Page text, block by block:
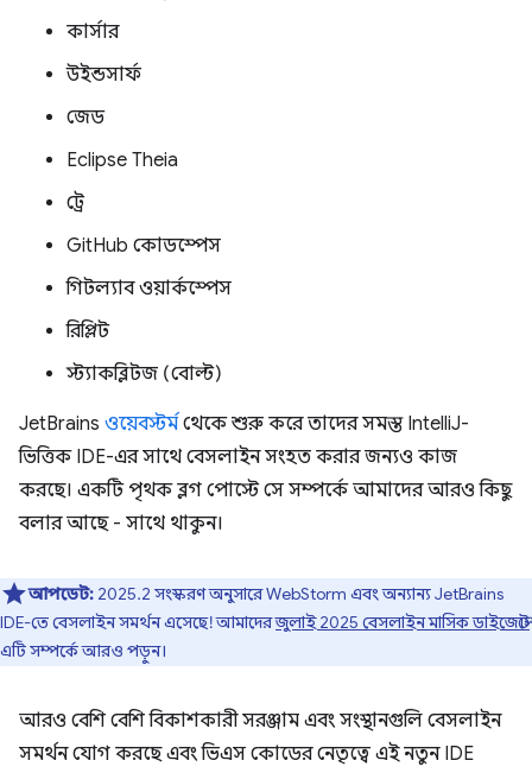
কার্সার
উইন্ডসার্ফ
জেড
Eclipse Theia
ট্রে
GitHub কোডস্পেস
গিটল্যাব ওয়ার্কস্পেস
রিপ্লিট
স্ট্যাকব্লিটজ (বোল্ট)
JetBrains ওয়েবস্টর্ম থেকে শুরু করে তাদের সমস্ত IntelliJ-
ভিত্তিক IDE-এর সাথে বেসলাইন সংহত করার জন্যও কাজ
করছে। একটি পৃথক ব্লগ পোস্টে সে সম্পর্কে আমাদের আরও কিছু
বলার আছে - সাথে থাকুন।
আপডেট: 2025.2 সংস্করণ অনুসারে WebStorm এবং অন্যান্য JetBrains
IDE-তে বেসলাইন সমর্থন এসেছে! আমাদেরজুলাই 2025 বেসলাইন মাসিক ডাইজেস্টে
এটি সম্পর্কে আরও পড়ুন।
আরও বেশি বেশি বিকাশকারী সরঞ্জাম এবং সংস্থানগুলি বেসলাইন
সমর্থন যোগ করছে এবং ভিএস কোডের নেতৃত্বে এই নতুন IDE